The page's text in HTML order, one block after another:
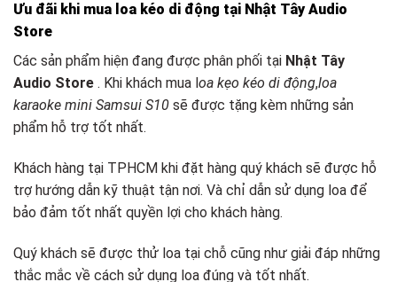
Ưu đãi khi mua loa kéo di động tại Nhật Tây Audio
Store
Các sản phẩm hiện đang được phân phối tại Nhật Tây
Audio Store . Khi khách mua l oa kẹo kéo di động,loa
karaoke mini Samsui S10 sẽ được tặng kèm những sản
phẩm hỗ trợ tốt nhất.
Khách hàng tại TPHCM khi đặt hàng quý khách sẽ được hỗ
trợ hướng dẫn kỹ thuật tận nơi. Và chỉ dẫn sử dụng loa để
bảo đảm tốt nhất quyền lợi cho khách hàng.
Quý khách sẽ được thử loa tại chỗ cũng như giải đáp những
thắc mắc về cách sử dụng loa đúng và tốt nhất.